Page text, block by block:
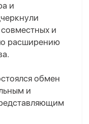
и
и
расширению
обмен
и